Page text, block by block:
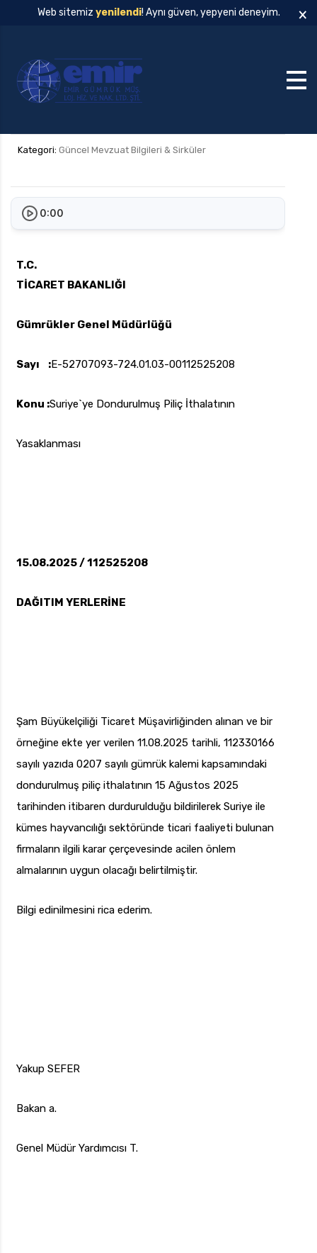
Web sitemiz yenilendi! Aynı güven, yepyeni deneyim. ×
Kategori: Güncel Mevzuat Bilgileri & Sirküler
0:00
T.C.
TİCARET BAKANLIĞI
Gümrükler Genel Müdürlüğü
Sayı :E-52707093-724.01.03-00112525208
Konu :Suriye`ye Dondurulmuş Piliç İthalatının
Yasaklanması
15.08.2025 / 112525208
DAĞITIM YERLERİNE
Şam Büyükelçiliği Ticaret Müşavirliğinden alınan ve bir
örneğine ekte yer verilen 11.08.2025 tarihli, 112330166
sayılı yazıda 0207 sayılı gümrük kalemi kapsamındaki
dondurulmuş piliç ithalatının 15 Ağustos 2025
tarihinden itibaren durdurulduğu bildirilerek Suriye ile
kümes hayvancılığı sektöründe ticari faaliyeti bulunan
firmaların ilgili karar çerçevesinde acilen önlem
almalarının uygun olacağı belirtilmiştir.
Bilgi edinilmesini rica ederim.
Yakup SEFER
Bakan a.
Genel Müdür Yardımcısı T.